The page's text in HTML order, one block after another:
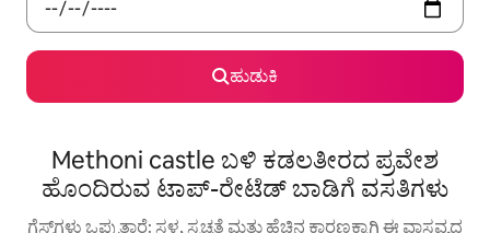
ಹುಡುಕಿ
Methoni castle ಬಳಿ ಕಡಲತೀರದ ಪ್ರವೇಶ
ಹೊಂದಿರುವ ಟಾಪ್-ರೇಟೆಡ್ ಬಾಡಿಗೆ ವಸತಿಗಳು
ಗೆಸ್ಟ್‌ಗಳು ಒಪ್ಪುತ್ತಾರೆ: ಸ್ಥಳ, ಸ್ವಚ್ಛತೆ ಮತ್ತು ಹೆಚ್ಚಿನ ಕಾರಣಕ್ಕಾಗಿ ಈ ವಾಸ್ತವ್ಯದ